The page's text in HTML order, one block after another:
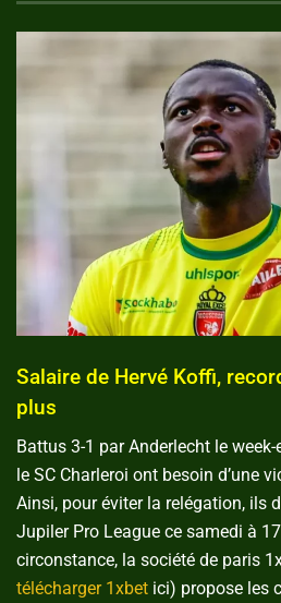
Salaire de Hervé Koffi,
plus
Battus 3-1 par Anderlecht le week-
le SC Charleroi ont besoin d’une
Ainsi, pour éviter la relégation, ils
Jupiler Pro League ce samedi à
circonstance, la société de paris
télécharger 1xbet ici) propose les